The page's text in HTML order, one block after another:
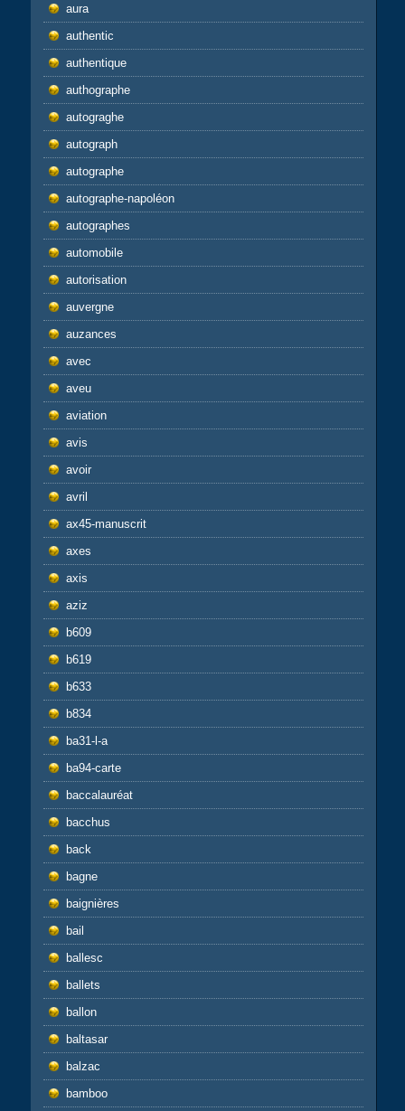
aura
authentic
authentique
authographe
autograghe
autograph
autographe
autographe-napoléon
autographes
automobile
autorisation
auvergne
auzances
avec
aveu
aviation
avis
avoir
avril
ax45-manuscrit
axes
axis
aziz
b609
b619
b633
b834
ba31-l-a
ba94-carte
baccalauréat
bacchus
back
bagne
baignières
bail
ballesc
ballets
ballon
baltasar
balzac
bamboo